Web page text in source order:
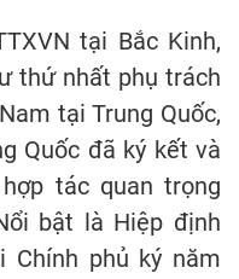
tại Bắc Kinh,
thứ nhất phụ trách
tại Trung Quốc,
Quốc đã ký kết và
tác quan trọng
bật là Hiệp định
Chính phủ ký năm